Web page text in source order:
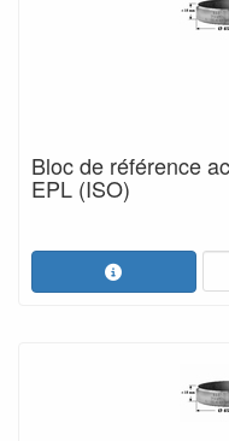
Bloc de référence
EPL (ISO)